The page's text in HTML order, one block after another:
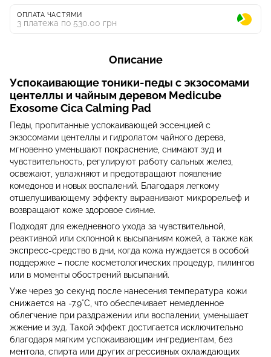
ОПЛАТА ЧАСТЯМИ
3 платежа по 530.00 грн
Описание
Успокаивающие тоники-педы с экзосомами
центеллы и чайным деревом Medicube
Exosome Cica Calming Pad
Педы, пропитанные успокаивающей эссенцией с
экзосомами центеллы и гидролатом чайного дерева,
мгновенно уменьшают покраснение, снимают зуд и
чувствительность, регулируют работу сальных желез,
освежают, увлажняют и предотвращают появление
комедонов и новых воспалений. Благодаря легкому
отшелушивающему эффекту выравнивают микрорельеф и
возвращают коже здоровое сияние.
Подходят для ежедневного ухода за чувствительной,
реактивной или склонной к высыпаниям кожей, а также как
экспресс-средство в дни, когда кожа нуждается в особой
поддержке – после косметологических процедур, пилингов
или в моменты обострений высыпаний.
Уже через 30 секунд после нанесения температура кожи
снижается на -7.9°C, что обеспечивает немедленное
облегчение при раздражении или воспалении, уменьшает
жжение и зуд. Такой эффект достигается исключительно
благодаря мягким успокаивающим ингредиентам, без
ментола, спирта или других агрессивных охлаждающих